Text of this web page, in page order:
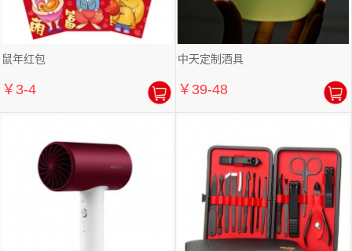
鼠年红包
￥3-4
中天定制酒具
￥39-48